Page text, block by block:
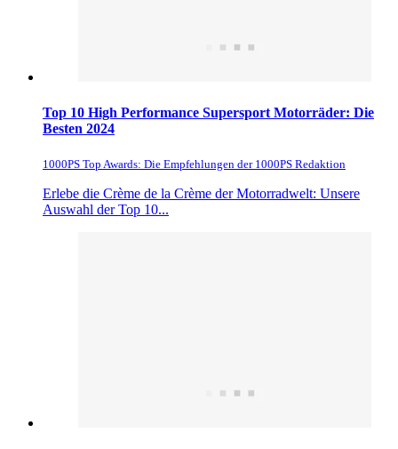
Top 10 High Performance Supersport Motorräder: Die
Besten 2024
1000PS Top Awards: Die Empfehlungen der 1000PS Redaktion
Erlebe die Crème de la Crème der Motorradwelt: Unsere
Auswahl der Top 10...